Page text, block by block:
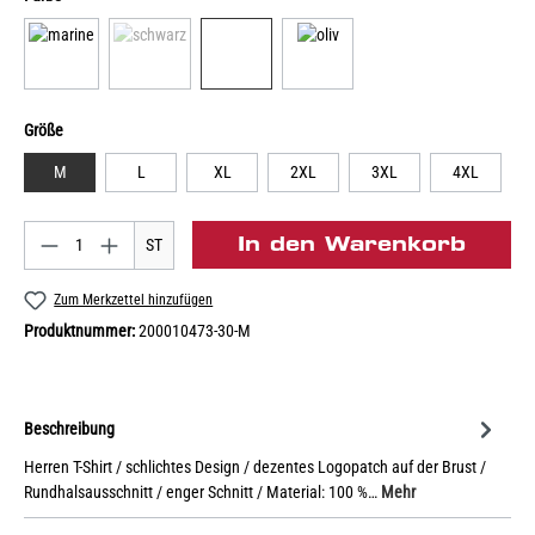
Größe
M L XL 2XL 3XL 4XL
ST In den Warenkorb
Zum Merkzettel hinzufügen
Produktnummer:200010473-30-M
Beschreibung
Herren T-Shirt / schlichtes Design / dezentes Logopatch auf der Brust /
Rundhalsausschnitt / enger Schnitt / Material: 100 %… Mehr